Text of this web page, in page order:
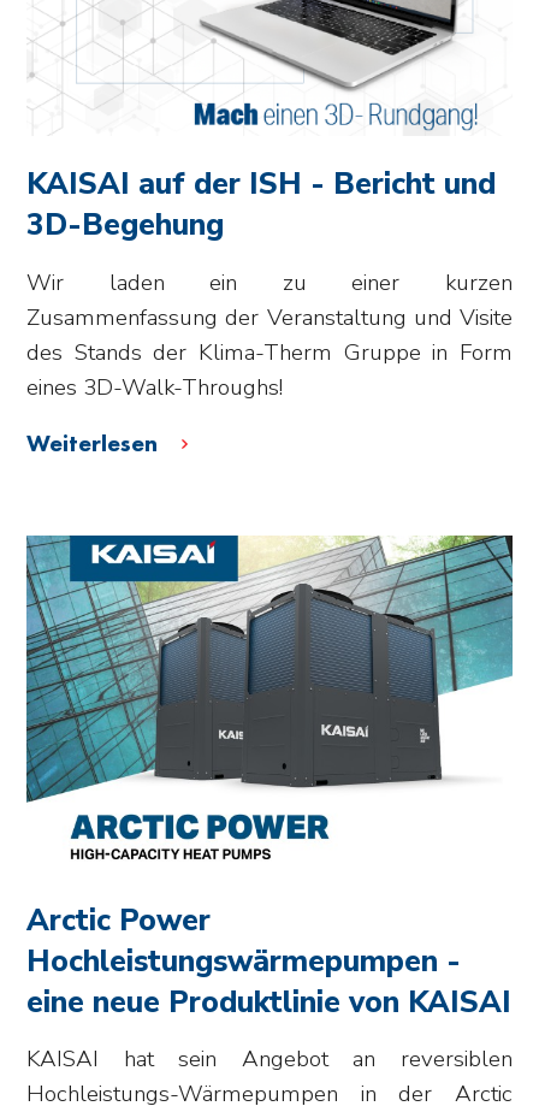
KAISAI auf der ISH - Bericht und
3D-Begehung
Wir laden ein zu einer kurzen
Zusammenfassung der Veranstaltung und Visite
des Stands der Klima-Therm Gruppe in Form
eines 3D-Walk-Throughs!
Weiterlesen
Arctic Power
Hochleistungswärmepumpen -
eine neue Produktlinie von KAISAI
KAISAI hat sein Angebot an reversiblen
Hochleistungs-Wärmepumpen in der Arctic